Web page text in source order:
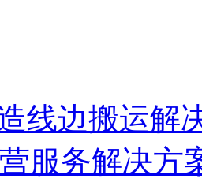
线边搬运解
服务解决方